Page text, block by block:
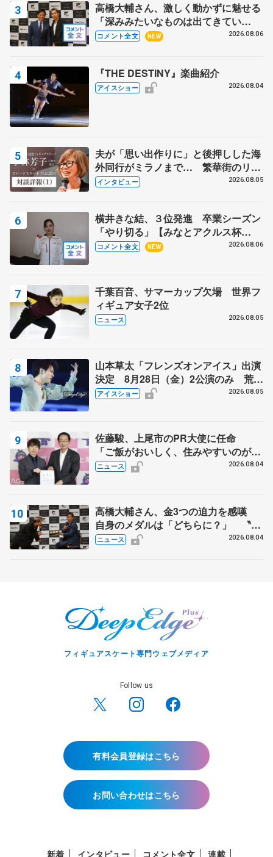
高橋大輔さん、激しく動かずに魅せる
「深みみたいなものは出てきてい
る？」 〝兄さん〟と慕うレジェンド
コメント全文 NEW 2026.08.06
『THE DESTINY』楽曲紹介
アイスショー 2026.08.04
夫が「思い出作りに」と後押しした海
外同行がミラノまで… 繁華街のリン
クでは不良のお兄さんも味方に 小林
インタビュー 2026.08.05
横井きな結、３位発進 卒業シーズン
「やり切る」【みなとアクルス杯
SP】
コメント全文 NEW 2026.08.06
千葉百音、サマーカップ欠場 世界フ
ィギュア女子2位
ニュース 2026.08.05
山本草太「フレンズオンアイス」出演
決定 8月28日（金）2公演のみ 荒川
静香さんプロデュース、20周年のアイ
アイスショー 2026.08.05
佐藤駿、上尾市のPR大使に任命
「ご飯がおいしく、住みやすいのが魅
力」
ニュース 2026.08.04
高橋大輔さん、金3つの迫力を感嘆
自身のメダルは「どちらに？」 〝リ
ス兄弟〟オリンピック3連覇の野村忠
ニュース 2026.08.04
フィギュアスケート専門ウェブメディア
Follow us
有料会員登録はこちら
お問い合わせはこちら
新着 インタビュー コメント全文 連載